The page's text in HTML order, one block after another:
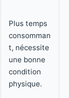
Plus temps
consomman
t, nécessite
une bonne
condition
physique.